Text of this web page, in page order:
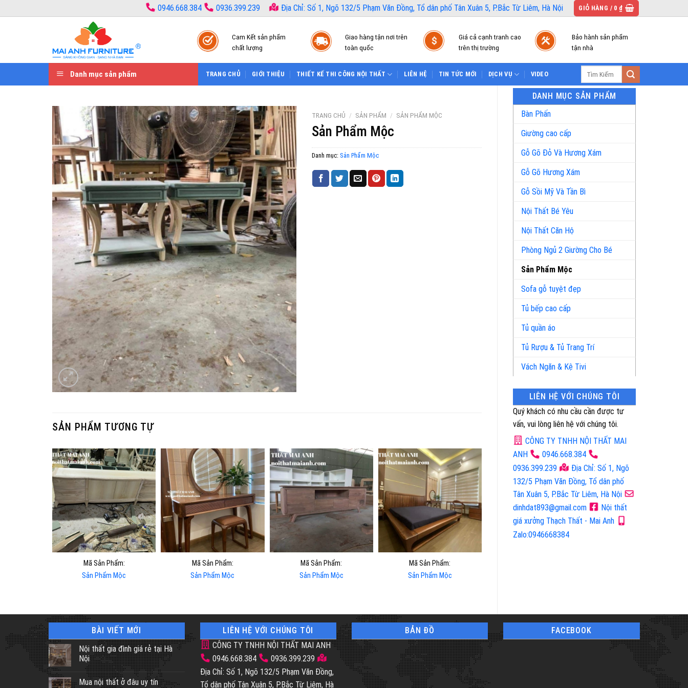
qua
0946.668.384 0936.399.239 Địa Chỉ: Số 1, Ngõ 132/5 Phạm Văn Đồng, Tổ dân phố Tân Xuân 5, P.Bắc Từ Liêm, Hà Nội GIỎ HÀNG / 0 ₫
Cam Kết sản phẩm
chất lượng
Giao hàng tận nơi trên
toàn quốc
Giá cả cạnh tranh cao
trên thị trường
Bảo hành sản phẩm
tận nhà
Danh mục sản phẩm TRANG CHỦ GIỚI THIỆU THIẾT KẾ THI CÔNG NỘI THẤT LIÊN HỆ TIN TỨC MỚI DỊCH VỤ VIDEO
DANH MỤC SẢN PHẨM
Bàn Phấn
Giường cao cấp
Gỗ Gõ Đỏ Và Hương Xám
Gỗ Gõ Hương Xám
Gỗ Sồi Mỹ Và Tần Bì
Nội Thất Bé Yêu
Nội Thất Căn Hộ
Phòng Ngủ 2 Giường Cho Bé
Sản Phẩm Mộc
Sofa gỗ tuyệt đẹp
Tủ bếp cao cấp
Tủ quần áo
Tủ Rượu & Tủ Trang Trí
Vách Ngăn & Kệ Tivi
LIÊN HỆ VỚI CHÚNG TÔI
Quý khách có nhu cầu cần được tư
vấn, vui lòng liên hệ với chúng tôi.
CÔNG TY TNHH NỘI THẤT MAI
ANH
0946.668.384
0936.399.239
Địa Chỉ: Số 1, Ngõ
132/5 Phạm Văn Đồng, Tổ dân phố
Tân Xuân 5, P.Bắc Từ Liêm, Hà Nội
dinhdat893@gmail.com
Nội thất
giá xưởng Thạch Thất - Mai Anh
Zalo:0946668384
TRANG CHỦ / SẢN PHẨM / SẢN PHẨM MỘC
Sản Phẩm Mộc
Danh mục: Sản Phẩm Mộc
SẢN PHẨM TƯƠNG TỰ
Mã Sản Phẩm:
Sản Phẩm Mộc
Mã Sản Phẩm:
Sản Phẩm Mộc
Mã Sản Phẩm:
Sản Phẩm Mộc
Mã Sản Phẩm:
Sản Phẩm Mộc
BÀI VIẾT MỚI
Nội thất gia đình giá rẻ tại Hà
Nội
Mua nội thất ở đâu uy tín
LIÊN HỆ VỚI CHÚNG TÔI
CÔNG TY TNHH NỘI THẤT MAI ANH
0946.668.384
0936.399.239
Địa Chỉ: Số 1, Ngõ 132/5 Phạm Văn Đồng,
Tổ dân phố Tân Xuân 5, P.Bắc Từ Liêm, Hà
BẢN ĐỒ FACEBOOK